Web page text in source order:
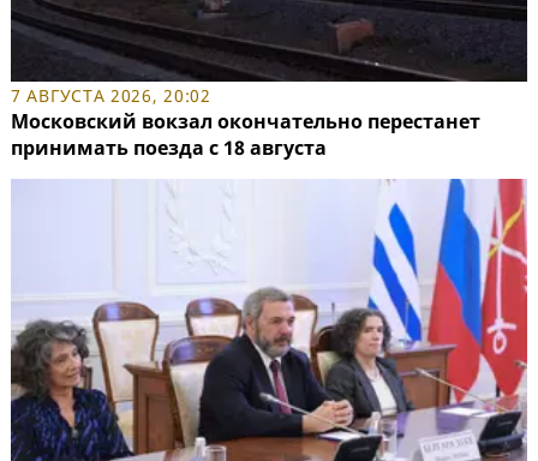
7 АВГУСТА 2026, 20:02
Московский вокзал окончательно перестанет
принимать поезда с 18 августа